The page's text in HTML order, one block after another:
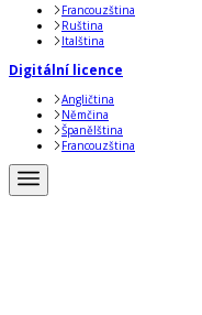
Francouzština
Ruština
Italština
Digitální licence
Angličtina
Němčina
Španělština
Francouzština